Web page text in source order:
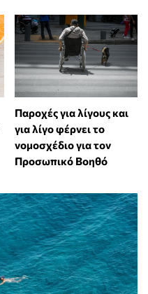
Παροχές για λίγους και
για λίγο φέρνει το
νομοσχέδιο για τον
Προσωπικό Βοηθό